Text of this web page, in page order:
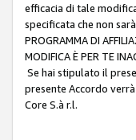
efficacia di tale
specificata che non
PROGRAMMA DI
MODIFICA È PER TE
Se hai stipulato il
presente Accordo
Core S.à r.l.